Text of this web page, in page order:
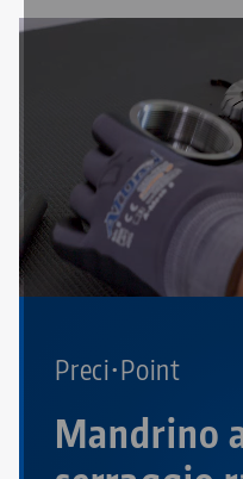
Mandrino
Preci•Point